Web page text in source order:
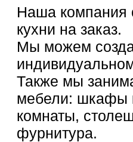
Наша компания
кухни на заказ.
Мы можем
Также мы
мебели: шкафы
комнаты,
фурнитура.